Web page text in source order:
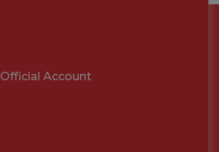
Official Account